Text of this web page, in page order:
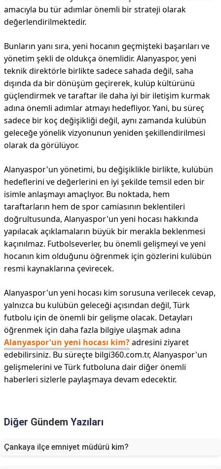
amacıyla bu tür adımlar önemli bir strateji olarak
değerlendirilmektedir.
Bunların yanı sıra, yeni hocanın geçmişteki başarıları ve
yönetim şekli de oldukça önemlidir. Alanyaspor, yeni
teknik direktörle birlikte sadece sahada değil, saha
dışında da bir dönüşüm geçirerek, kulüp kültürünü
güçlendirmek ve taraftar ile daha iyi bir iletişim kurmak
adına önemli adımlar atmayı hedefliyor. Yani, bu süreç
sadece bir koç değişikliği değil, aynı zamanda kulübün
geleceğe yönelik vizyonunun yeniden şekillendirilmesi
olarak da görülüyor.
Alanyaspor'un yönetimi, bu değişiklikle birlikte, kulübün
hedeflerini ve değerlerini en iyi şekilde temsil eden bir
isimle anlaşmayı amaçlıyor. Bu noktada, hem
taraftarların hem de spor camiasının beklentileri
doğrultusunda, Alanyaspor'un yeni hocası hakkında
yapılacak açıklamaların büyük bir merakla beklenmesi
kaçınılmaz. Futbolseverler, bu önemli gelişmeyi ve yeni
hocanın kim olduğunu öğrenmek için gözlerini kulübün
resmi kaynaklarına çevirecek.
Alanyaspor'un yeni hocası kim sorusuna verilecek cevap,
yalnızca bu kulübün geleceği açısından değil, Türk
futbolu için de önemli bir gelişme olacak. Detayları
öğrenmek için daha fazla bilgiye ulaşmak adına
Alanyaspor'un yeni hocası kim?adresini ziyaret
edebilirsiniz. Bu süreçte bilgi360.com.tr, Alanyaspor'un
gelişmelerini ve Türk futboluna dair diğer önemli
haberleri sizlerle paylaşmaya devam edecektir.
Diğer Gündem Yazıları
Çankaya ilçe emniyet müdürü kim?